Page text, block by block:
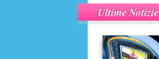
Ultime Notizie